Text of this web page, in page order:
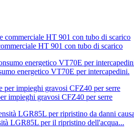
HT 901 con tubo di scarico
energetico VT70E per intercapedini.
impieghi gravosi CFZ40 per serre
LGR85L per il ripristino dell'acqua...